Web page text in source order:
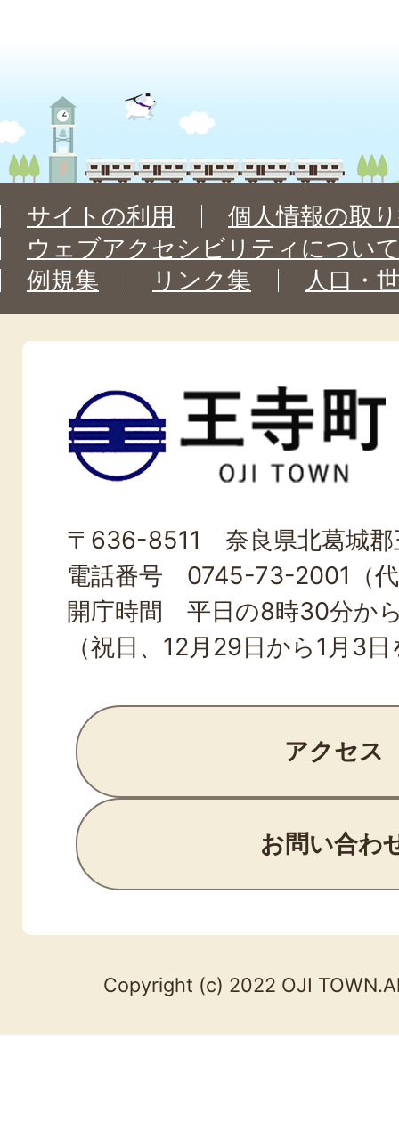
サイトの利用
個人情報の取
ウェブアクセシビリティについ
例規集
リンク集 人口・
王
寺
町
TOWN
〒636-8511 奈良県北葛城郡
電話番号 0745-73-2001（
開庁時間 平日の8時30分か
（祝日、12月29日から1月3
アクセス
お問い合わ
Copyright (c) 2022 OJI